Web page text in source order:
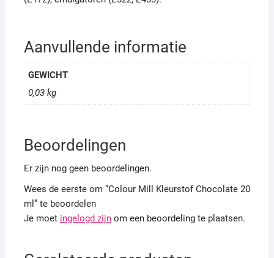
Aanvullende informatie
GEWICHT
0,03 kg
Beoordelingen
Er zijn nog geen beoordelingen.
Wees de eerste om “Colour Mill Kleurstof Chocolate 20
ml” te beoordelen
Je moet ingelogd zijnom een beoordeling te plaatsen.